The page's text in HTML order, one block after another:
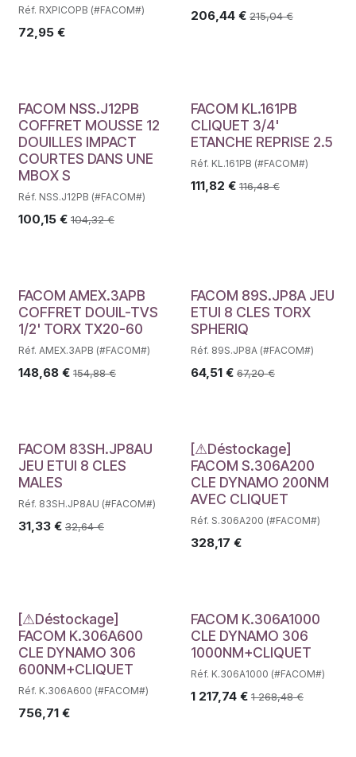
Réf. RXPICOPB (#FACOM#)
72,95 €
206,44€ 215,04€
FACOM NSS.J12PB
COFFRET MOUSSE 12
DOUILLES IMPACT
COURTES DANS UNE
MBOX S
Réf. NSS.J12PB (#FACOM#)
100,15 € 104,32€
FACOM KL.161PB
CLIQUET 3/4'
ETANCHE REPRISE 2.5
Réf. KL.161PB (#FACOM#)
111,82 € 116,48€
FACOM AMEX.3APB
COFFRET DOUIL-TVS
1/2' TORX TX20-60
Réf. AMEX.3APB (#FACOM#)
148,68 € 154,88€
FACOM 89S.JP8A JEU
ETUI 8 CLES TORX
SPHERIQ
Réf. 89S.JP8A (#FACOM#)
64,51€ 67,20€
FACOM 83SH.JP8AU
JEU ETUI 8 CLES
MALES
Réf. 83SH.JP8AU (#FACOM#)
31,33 € 32,64€
Déstockage
[⚠Déstockage]
FACOM S.306A200
CLE DYNAMO 200NM
AVEC CLIQUET
Réf. S.306A200 (#FACOM#)
328,17 €
Déstockage
[⚠Déstockage]
FACOM K.306A600
CLE DYNAMO 306
600NM+CLIQUET
Réf. K.306A600 (#FACOM#)
756,71 €
FACOM K.306A1000
CLE DYNAMO 306
1000NM+CLIQUET
Réf. K.306A1000 (#FACOM#)
1 217,74€ 1 268,48€